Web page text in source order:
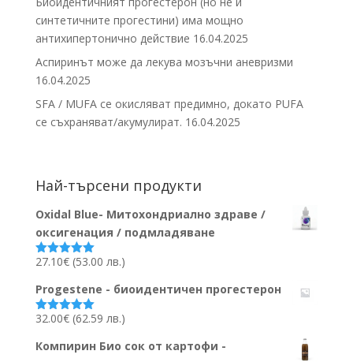
синтетичните прогестини) има мощно
антихипертонично действие 16.04.2025
Аспиринът може да лекува мозъчни аневризми
16.04.2025
SFA / MUFA се окисляват предимно, докато PUFA
се съхраняват/акумулират. 16.04.2025
Най-търсени продукти
Oxidal Blue- Митохондриално здраве /
оксигенация / подмладяване
Оценено на
27.10€ (53.00 лв.)
Progestene - биоидентичен прогестерон
Оценено на
32.00€ (62.59 лв.)
Компирин Био сок от картофи -